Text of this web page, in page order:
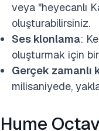
veya "heyecanlı
oluşturabilirsiniz.
Ses klonlama:
oluşturmak için
Gerçek zamanlı
milisaniyede,
Hume